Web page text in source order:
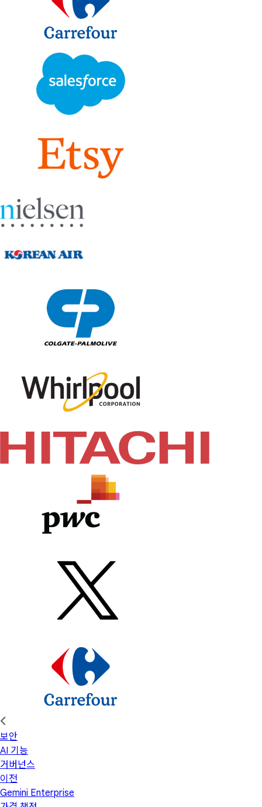
보안
AI 기능
거버넌스
이전
Gemini Enterprise